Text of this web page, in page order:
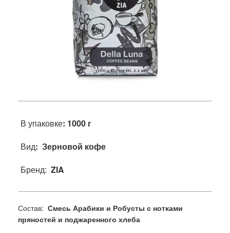
В упаковке: 1000 г
Вид: Зерновой кофе
Бренд: ZIA
Состав: Смесь Арабики и Робусты с нотками
пряностей и поджаренного хлеба